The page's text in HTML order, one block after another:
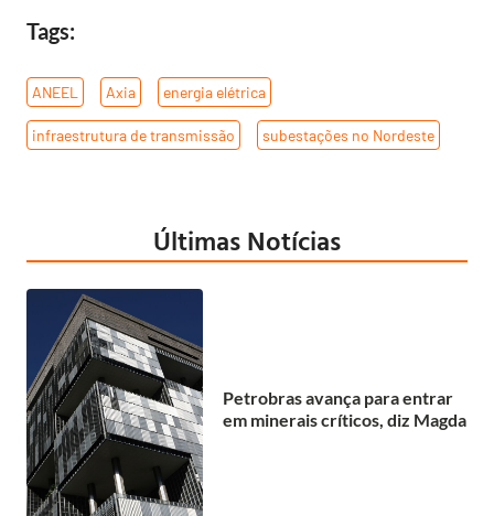
Tags:
ANEEL Axia energia elétrica
infraestrutura de transmissão subestações no Nordeste
Últimas Notícias
Petrobras avança para entrar
em minerais críticos, diz Magda